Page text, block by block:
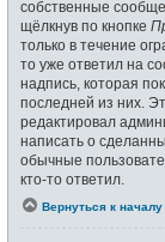
собственные
щёлкнув по кнопке
только в течение
то уже ответил на
надпись, которая
последней из них.
редактировал
написать о
обычные
кто-то ответил.
Вернуться к началу